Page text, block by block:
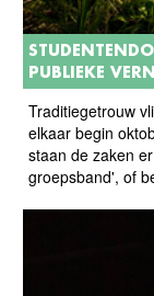
PUBLIEKE
Traditiegetrouw
elkaar begin
staan de zaken
groepsband', of